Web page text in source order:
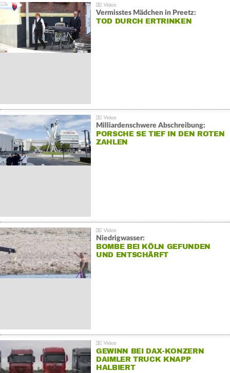
Vermisstes Mädchen in Preetz:
TOD DURCH ERTRINKEN
Milliardenschwere Abschreibung:
PORSCHE SE TIEF IN DEN ROTEN
ZAHLEN
Niedrigwasser:
BOMBE BEI KÖLN GEFUNDEN
UND ENTSCHÄRFT
GEWINN BEI DAX-KONZERN
DAIMLER TRUCK KNAPP
HALBIERT